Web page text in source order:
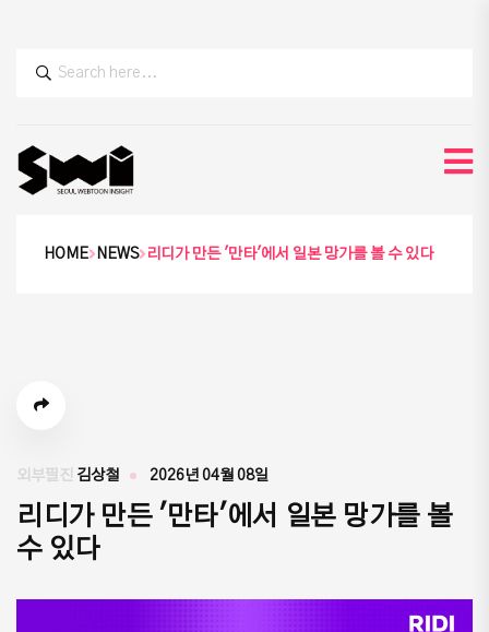
HOME NEWS 리디가 만든 '만타'에서 일본 망가를 볼 수 있다
외부필진 김상철 2026년 04월 08일
리디가 만든 '만타'에서 일본 망가를 볼
수 있다